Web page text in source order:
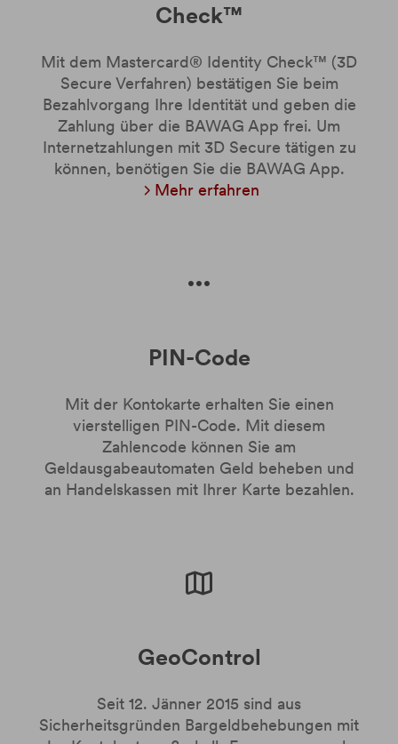
Check™
Mit dem Mastercard® Identity Check™ (3D
Secure Verfahren) bestätigen Sie beim
Bezahlvorgang Ihre Identität und geben die
Zahlung über die BAWAG App frei. Um
Internetzahlungen mit 3D Secure tätigen zu
können, benötigen Sie die BAWAG App.
Mehr erfahren
PIN-Code
Mit der Kontokarte erhalten Sie einen
vierstelligen PIN-Code. Mit diesem
Zahlencode können Sie am
Geldausgabeautomaten Geld beheben und
an Handelskassen mit Ihrer Karte bezahlen.
GeoControl
Seit 12. Jänner 2015 sind aus
Sicherheitsgründen Bargeldbehebungen mit